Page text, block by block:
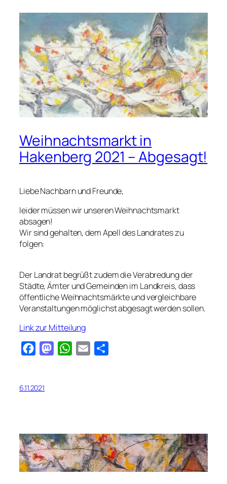
Weihnachtsmarkt in
Hakenberg 2021 – Abgesagt!
Liebe Nachbarn und Freunde,
leider müssen wir unseren Weihnachtsmarkt
absagen!
Wir sind gehalten, dem Apell des Landrates zu
folgen:
Der Landrat begrüßt zudem die Verabredung der
Städte, Ämter und Gemeinden im Landkreis, dass
öffentliche Weihnachtsmärkte und vergleichbare
Veranstaltungen möglichst abgesagt werden sollen.
Link zur Mitteilung
FacebookMastodonWhatsApp
Email
6.11.2021